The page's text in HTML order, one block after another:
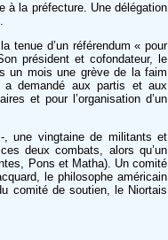
à la préfecture. Une délégation
tenue d’un référendum « pour
président et cofondateur, le
un mois une grève de la faim
a demandé aux partis et aux
et pour l’organisation d’un
, une vingtaine de militants et
deux combats, alors qu’un
Pons et Matha). Un comité
le philosophe américain
comité de soutien, le Niortais